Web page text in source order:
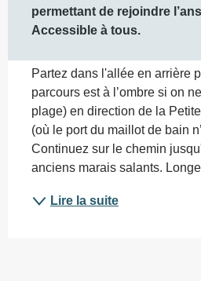
permettant de rejoindre
Accessible à tous.
Partez dans l'allée en arrière
parcours est à l’ombre si on
plage) en direction de la
(où le port du maillot de bain
Continuez sur le chemin
anciens marais salants.
Lire la suite